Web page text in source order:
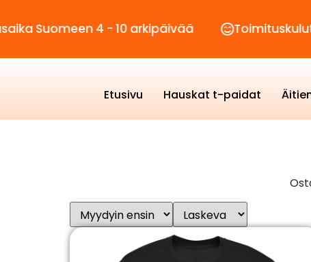
4 - 10 arkipäivää Toimituskulut vain
Etusivu Hauskat t-paidat